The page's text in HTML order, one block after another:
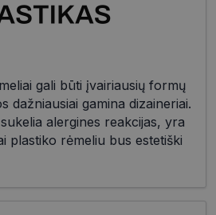
gali būti įvairiausių formų
dažniausiai gamina dizaineriai.
alergines reakcijas, yra
plastiko rėmeliu bus estetiški